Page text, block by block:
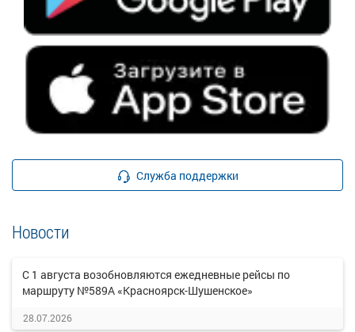
Служба поддержки
Новости
С 1 августа возобновляются ежедневные рейсы по
маршруту №589А «Красноярск-Шушенское»
28.07.2026